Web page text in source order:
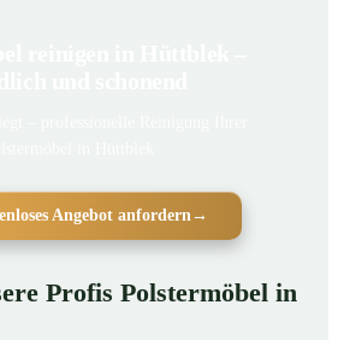
Angebot anfordern→
Profis Polstermöbel in